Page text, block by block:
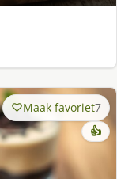
Maak favoriet7
👍